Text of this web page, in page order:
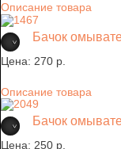
Описание товара
Бачок
Цена: 270 p.
Описание товара
Бачок
Цена: 250 p.